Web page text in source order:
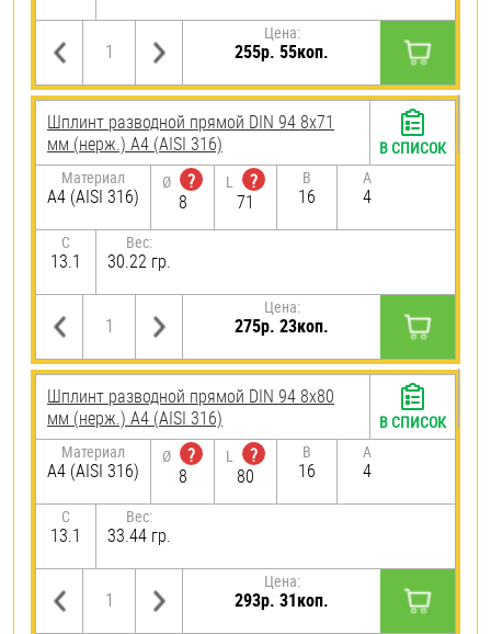
Цена:
255р. 55коп.
Шплинт разводной прямой DIN 94 8х71
мм (нерж.) A4 (AISI 316)
Материал
A4 (AISI 316)
Ø
?
8
L
?
71
B
16
A
4
C
13.1
Вес:
30.22 гр.
Цена:
275р. 23коп.
В СПИСОК
Шплинт разводной прямой DIN 94 8х80
мм (нерж.) A4 (AISI 316)
Материал
A4 (AISI 316)
Ø
?
8
L
?
80
B
16
A
4
C
13.1
Вес:
33.44 гр.
Цена:
293р. 31коп.
В СПИСОК